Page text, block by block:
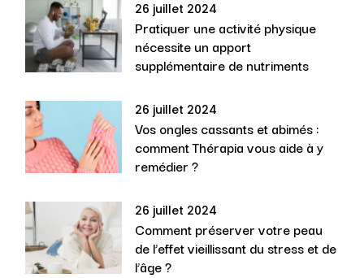
26 juillet 2024
Pratiquer une activité physique
nécessite un apport
supplémentaire de nutriments
26 juillet 2024
Vos ongles cassants et abimés :
comment Thérapia vous aide à y
remédier ?
26 juillet 2024
Comment préserver votre peau
de l’effet vieillissant du stress et de
l’âge ?